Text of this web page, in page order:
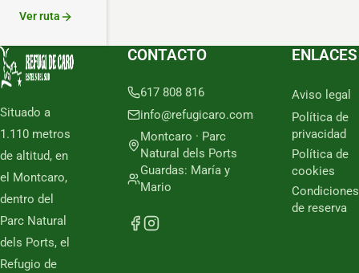
Ver ruta
Situado a
1.110 metros
de altitud, en
el Montcaro,
dentro del
Parc Natural
dels Ports, el
Refugio de
CONTACTO
617 808 816
info@refugicaro.com
Montcaro · Parc
Natural dels Ports
Guardas: María y
Mario
ENLACES
Aviso legal
Política de
privacidad
Política de
cookies
Condiciones
de reserva